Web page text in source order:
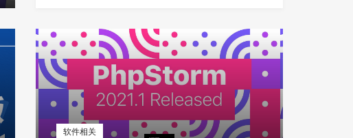
软件相关